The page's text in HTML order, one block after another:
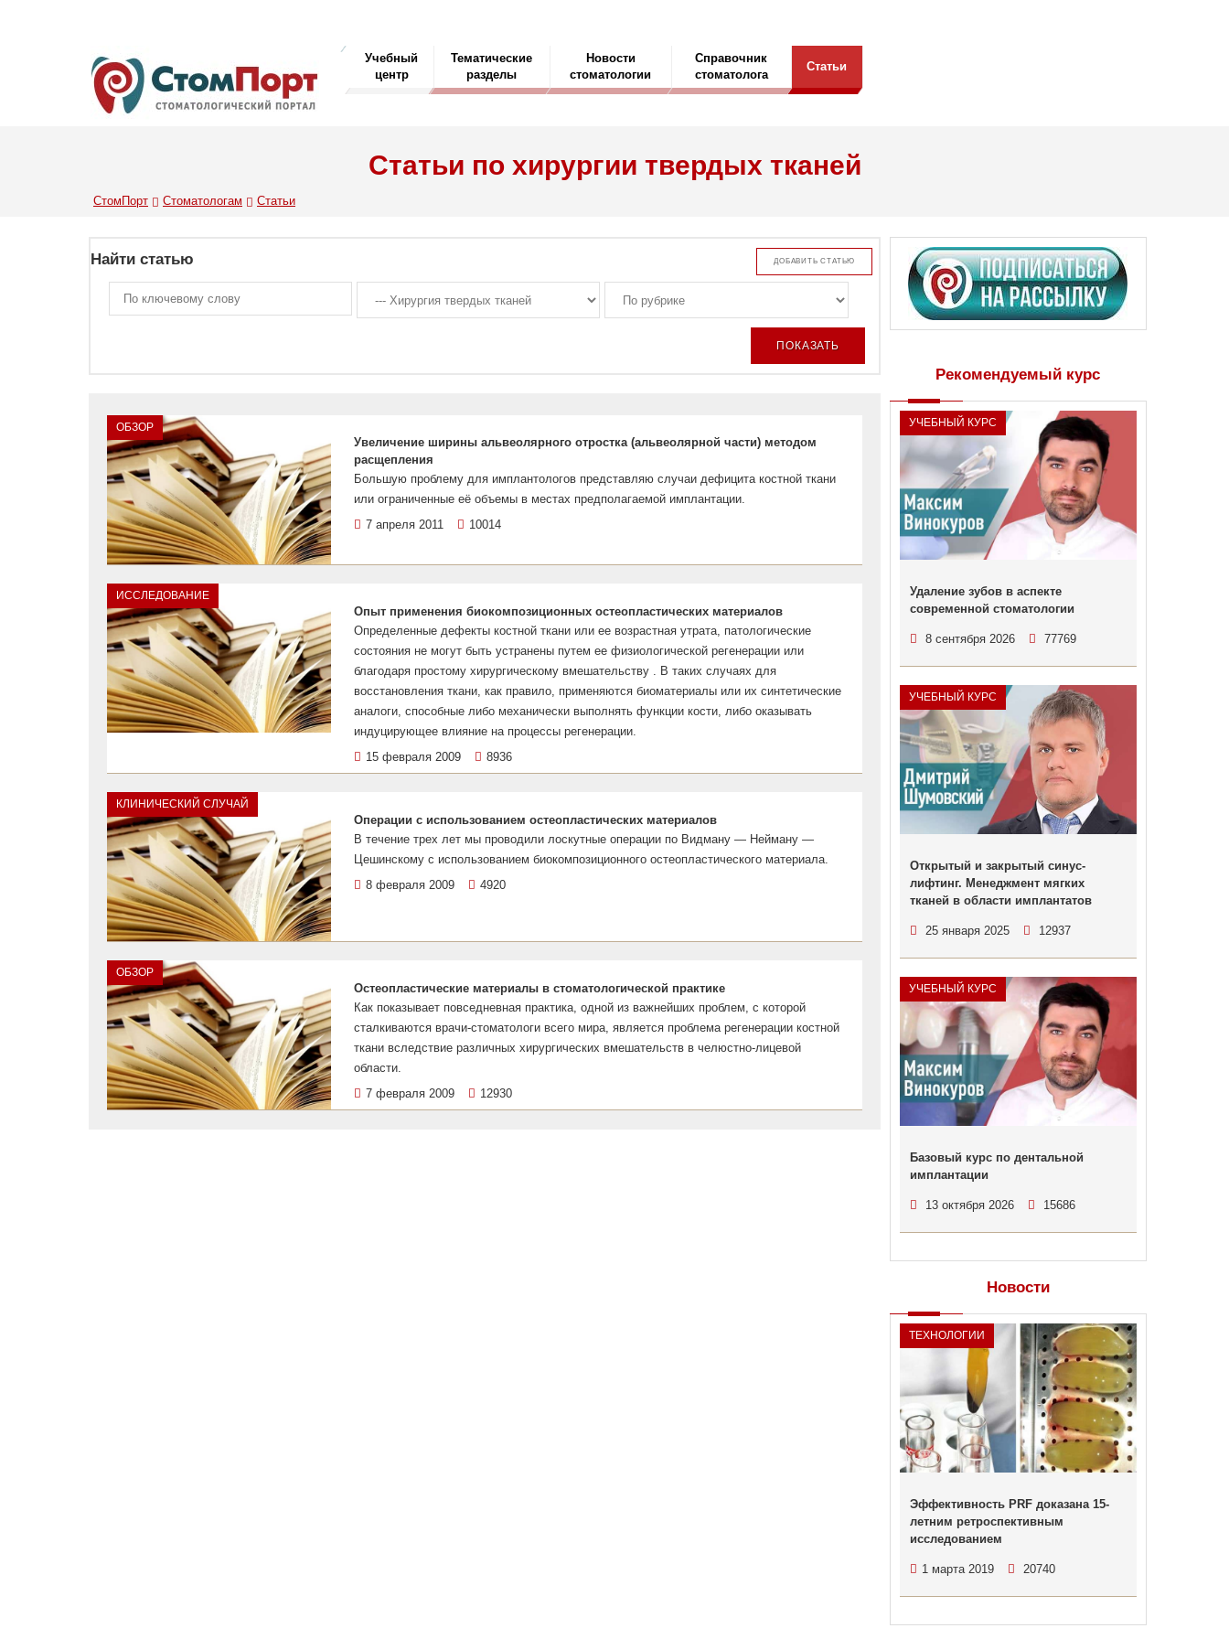
Учебный
центр
Тематические
разделы
Новости
стоматологии
Справочник
стоматолога
Статьи
Статьи по хирургии твердых тканей
СтомПорт Стоматологам Статьи
Найти статью ДОБАВИТЬ СТАТЬЮ
ОБЗОР
Увеличение ширины альвеолярного отростка (альвеолярной части) методом
расщепления
Большую проблему для имплантологов представляю случаи дефицита костной ткани
или ограниченные её объемы в местах предполагаемой имплантации.
7 апреля 2011
10014
ИССЛЕДОВАНИЕ
Опыт применения биокомпозиционных остеопластических материалов
Определенные дефекты костной ткани или ее возрастная утрата, патологические
состояния не могут быть устранены путем ее физиологической регенерации или
благодаря простому хирургическому вмешательству . В таких случаях для
восстановления ткани, как правило, применяются биоматериалы или их синтетические
аналоги, способные либо механически выполнять функции кости, либо оказывать
индуцирующее влияние на процессы регенерации.
15 февраля 2009
8936
КЛИНИЧЕСКИЙ СЛУЧАЙ
Операции с использованием остеопластических материалов
В течение трех лет мы проводили лоскутные операции по Видману — Нейману —
Цешинскому с использованием биокомпозиционного остеопластического материала.
8 февраля 2009
4920
ОБЗОР
Остеопластические материалы в стоматологической практике
Как показывает повседневная практика, одной из важнейших проблем, с которой
сталкиваются врачи-стоматологи всего мира, является проблема регенерации костной
ткани вследствие различных хирургических вмешательств в челюстно-лицевой
области.
7 февраля 2009
12930
Рекомендуемый курс
УЧЕБНЫЙ КУРС
Удаление зубов в аспекте
современной стоматологии
8 сентября 2026 77769
УЧЕБНЫЙ КУРС
Открытый и закрытый синус-
лифтинг. Менеджмент мягких
тканей в области имплантатов
25 января 2025 12937
УЧЕБНЫЙ КУРС
Базовый курс по дентальной
имплантации
13 октября 2026 15686
Новости
ТЕХНОЛОГИИ
Эффективность PRF доказана 15-
летним ретроспективным
исследованием
1 марта 2019 20740